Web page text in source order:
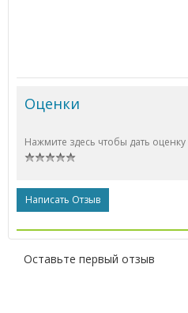
Оценки
Нажмите здесь чтобы дать оценку
Написать Отзыв
Оставьте первый отзыв